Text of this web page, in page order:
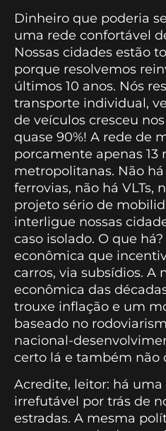
Dinheiro que poderia
uma rede confortável
Nossas cidades estão
porque resolvemos
últimos 10 anos. Nós
transporte individual,
de veículos cresceu
quase 90%! A rede de
porcamente apenas 13
metropolitanas. Não
ferrovias, não há VLTs,
projeto sério de
interligue nossas
caso isolado. O que
econômica que
carros, via subsídios. A
econômica das
trouxe inflação e um
baseado no
nacional-
certo lá e também não
Acredite, leitor: há
irrefutável por trás de
estradas. A mesma